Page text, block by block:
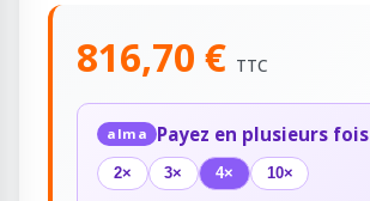
816,70 € TTC
alma Payez en plusieurs fois
2× 3× 4× 10×